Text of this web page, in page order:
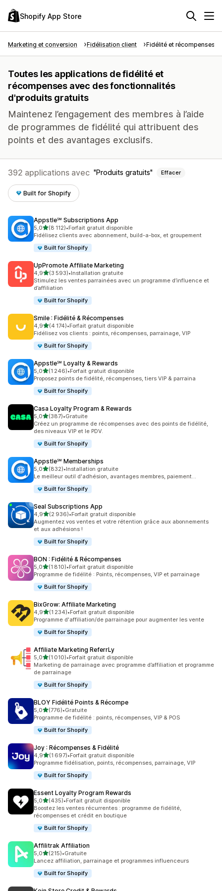
Shopify App Store
Marketing et conversion Fidélisation client Fidélité et récompenses
Toutes les applications de fidélité et
récompenses avec des fonctionnalités
d'produits gratuits
Maintenez l’engagement des membres à l’aide
de programmes de fidélité qui attribuent des
points et des avantages exclusifs.
392 applications avec Produits gratuits Effacer
Built for Shopify
Appstle℠ Subscriptions App
5,0étoile(s) sur 5
(8 112)
8112 avis au total
•Forfait gratuit disponible
Fidélisez clients avec abonnement, build-a-box, et groupement
Built for Shopify
UpPromote Affiliate Marketing
4,9étoile(s) sur 5
(3 593)
3593 avis au total
•Installation gratuite
Stimulez les ventes parrainées avec un programme d’influence et
d’affiliation
Built for Shopify
Smile : Fidélité & Récompenses
4,9étoile(s) sur 5
(4 174)
4174 avis au total
•Forfait gratuit disponible
Fidélisez vos clients : points, récompenses, parrainage, VIP
Built for Shopify
Appstle℠ Loyalty & Rewards
5,0étoile(s) sur 5
(1 246)
1246 avis au total
•Forfait gratuit disponible
Proposez points de fidélité, récompenses, tiers VIP & parraina
Built for Shopify
Casa Loyalty Program & Rewards
5,0étoile(s) sur 5
(387)
387 avis au total
•Gratuite
Créez un programme de récompenses avec des points de fidélité,
des niveaux VIP et le PDV.
Built for Shopify
Appstle℠ Memberships
5,0étoile(s) sur 5
(832)
832 avis au total
•Installation gratuite
Le meilleur outil d'adhésion, avantages membres, paiement...
Built for Shopify
Seal Subscriptions App
4,9étoile(s) sur 5
(2 936)
2936 avis au total
•Forfait gratuit disponible
Augmentez vos ventes et votre rétention grâce aux abonnements
et aux adhésions !
Built for Shopify
BON : Fidélité & Récompenses
5,0étoile(s) sur 5
(1 810)
1810 avis au total
•Forfait gratuit disponible
Programme de fidélité : Points, récompenses, VIP et parrainage
Built for Shopify
BixGrow: Affiliate Marketing
4,9étoile(s) sur 5
(1 234)
1234 avis au total
•Forfait gratuit disponible
Programme d'affiliation/de parrainage pour augmenter les vente
Built for Shopify
Affiliate Marketing ReferrLy
5,0étoile(s) sur 5
(1 010)
1010 avis au total
•Forfait gratuit disponible
Marketing de parrainage avec programme d’affiliation et programme
de parrainage
Built for Shopify
BLOY Fidélité Points & Récompe
5,0étoile(s) sur 5
(776)
776 avis au total
•Gratuite
Programme de fidélité : points, récompenses, VIP & POS
Built for Shopify
Joy : Récompenses & Fidélité
4,9étoile(s) sur 5
(1 697)
1697 avis au total
•Forfait gratuit disponible
Programme fidélisation, points, récompenses, parrainage, VIP
Built for Shopify
Essent Loyalty Program Rewards
5,0étoile(s) sur 5
(435)
435 avis au total
•Forfait gratuit disponible
Boostez les ventes récurrentes : programme de fidélité,
récompenses et crédit en boutique
Built for Shopify
Affilitrak Affiliation
5,0étoile(s) sur 5
(215)
215 avis au total
•Gratuite
Lancez affiliation, parrainage et programmes influenceurs
Built for Shopify